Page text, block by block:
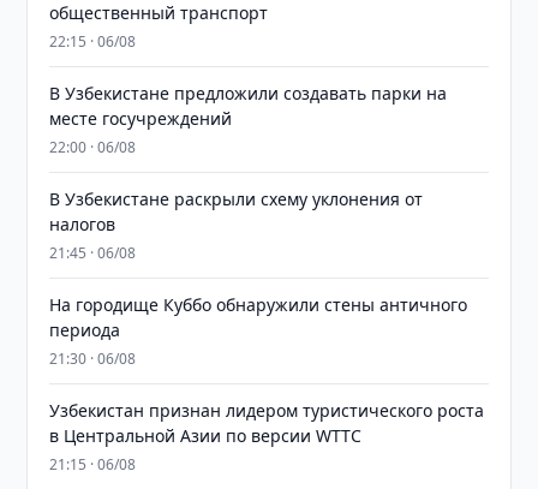
общественный транспорт
22:15 · 06/08
В Узбекистане предложили создавать парки на
месте госучреждений
22:00 · 06/08
В Узбекистане раскрыли схему уклонения от
налогов
21:45 · 06/08
На городище Куббо обнаружили стены античного
периода
21:30 · 06/08
Узбекистан признан лидером туристического роста
в Центральной Азии по версии WTTC
21:15 · 06/08